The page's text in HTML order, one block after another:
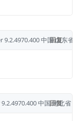
回复
9.2.4970.400中国 山东
回复
中国 河北省